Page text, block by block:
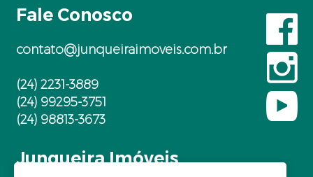
Fale Conosco
contato@junqueiraimoveis.com.br
(24) 2231-3889
(24) 99295-3751
(24) 98813-3673
Junqueira Imóveis